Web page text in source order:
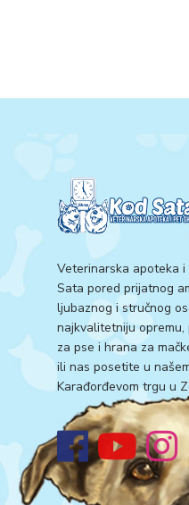
Veterinarska apoteka i
Sata pored prijatnog
ljubaznog i stručnog
najkvalitetniju
za pse i hrana za
ili nas posetite u
Karađorđevom trgu u